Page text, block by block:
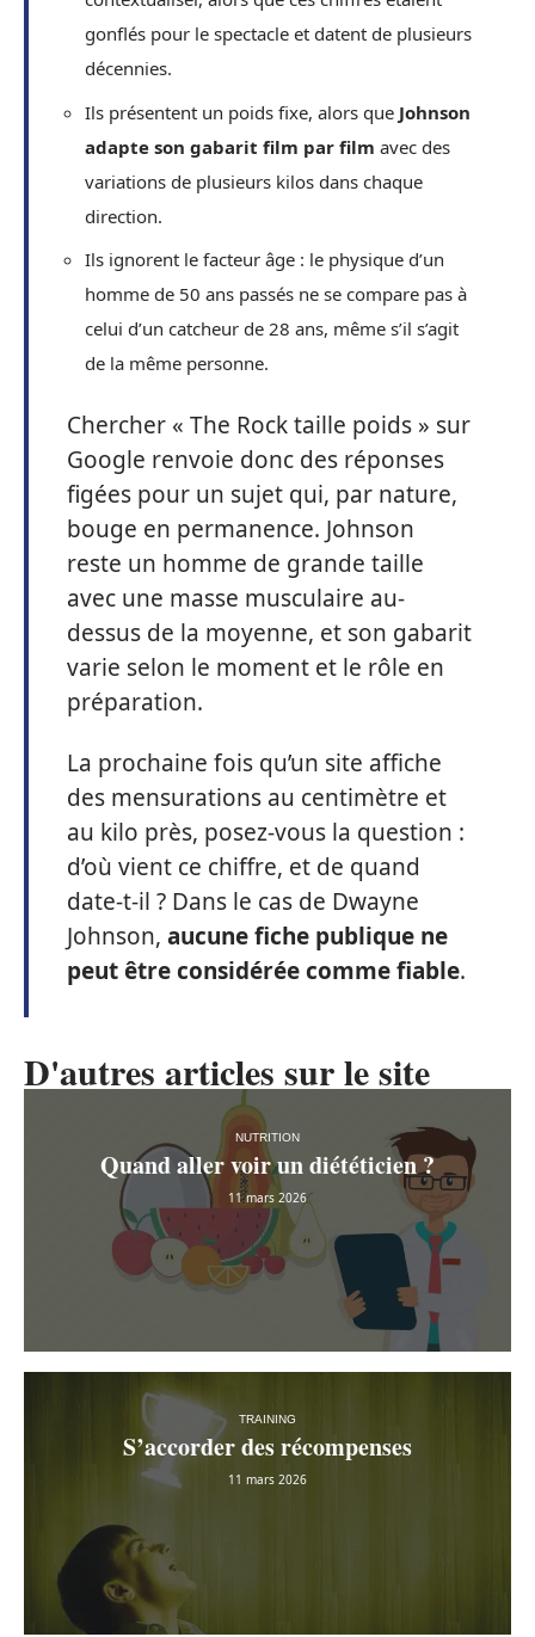
gonflés pour le spectacle et datent de plusieurs
décennies.
Ils présentent un poids fixe, alors que Johnson
adapte son gabarit film par film avec des
variations de plusieurs kilos dans chaque
direction.
Ils ignorent le facteur âge : le physique d’un
homme de 50 ans passés ne se compare pas à
celui d’un catcheur de 28 ans, même s’il s’agit
de la même personne.
Chercher « The Rock taille poids » sur
Google renvoie donc des réponses
figées pour un sujet qui, par nature,
bouge en permanence. Johnson
reste un homme de grande taille
avec une masse musculaire au-
dessus de la moyenne, et son gabarit
varie selon le moment et le rôle en
préparation.
La prochaine fois qu’un site affiche
des mensurations au centimètre et
au kilo près, posez-vous la question :
d’où vient ce chiffre, et de quand
date-t-il ? Dans le cas de Dwayne
Johnson, aucune fiche publique ne
peut être considérée comme fiable.
D'autres articles sur le site
NUTRITION
Quand aller voir un diététicien ?
11 mars 2026
TRAINING
S’accorder des récompenses
11 mars 2026